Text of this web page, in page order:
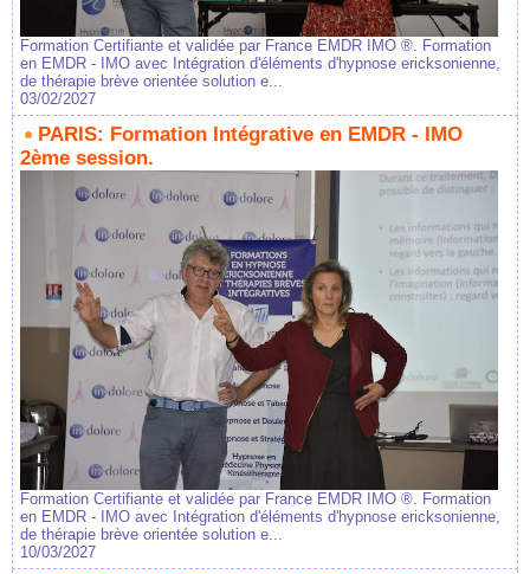
Formation Certifiante et validée par France EMDR IMO ®. Formation
en EMDR - IMO avec Intégration d'éléments d'hypnose ericksonienne,
de thérapie brève orientée solution e...
03/02/2027
PARIS: Formation Intégrative en EMDR - IMO
2ème session.
Formation Certifiante et validée par France EMDR IMO ®. Formation
en EMDR - IMO avec Intégration d'éléments d'hypnose ericksonienne,
de thérapie brève orientée solution e...
10/03/2027